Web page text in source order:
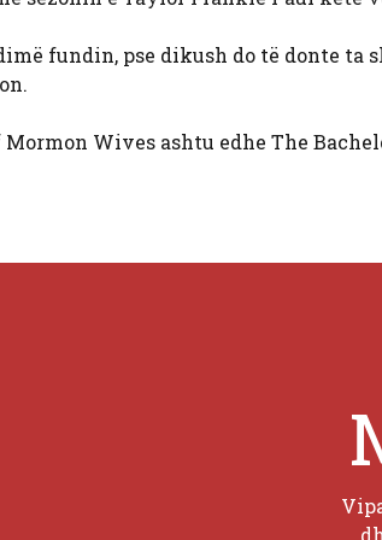
fundin, pse dikush do të donte ta
Wives ashtu edhe The